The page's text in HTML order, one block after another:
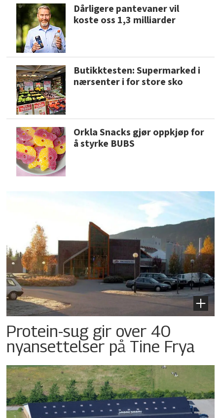
Dårligere pantevaner vil
koste oss 1,3 milliarder
Butikktesten: Supermarked i
nærsenter i for store sko
Orkla Snacks gjør oppkjøp for
å styrke BUBS
Protein-sug gir over 40
nyansettelser på Tine Frya